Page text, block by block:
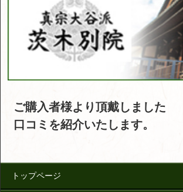
ご購入者様より頂戴しました
口コミを紹介いたします。
トップページ